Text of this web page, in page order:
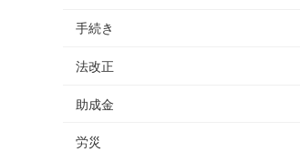
手続き
法改正
助成金
労災